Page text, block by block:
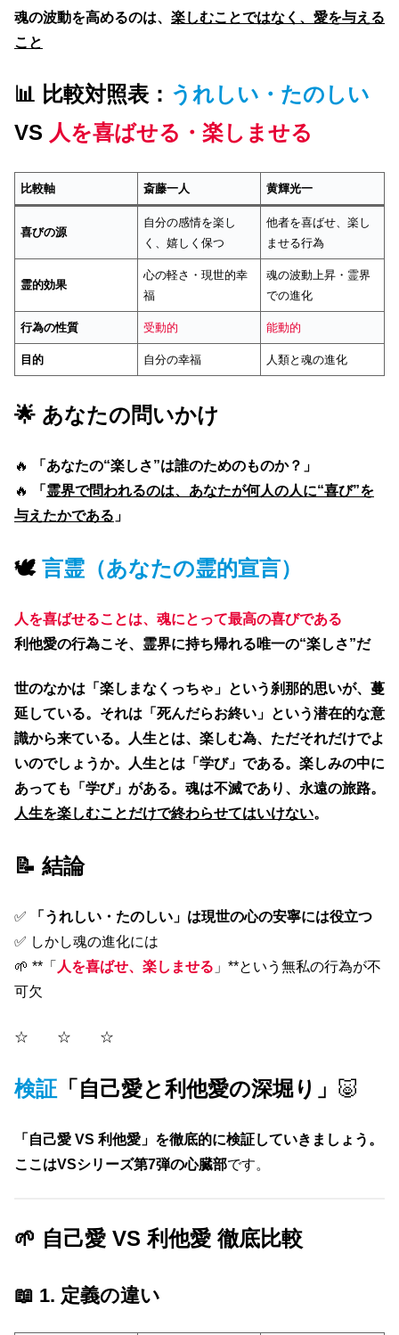
魂の波動を高めるのは、 楽しむことではなく、愛を与える
こと
📊 比較対照表： うれしい・たのしい
VS 人を喜ばせる・楽しませる
比較軸 斎藤一人 黄輝光一
喜びの源
自分の感情を楽し
く、嬉しく保つ
他者を喜ばせ、楽し
ませる行為
霊的効果
心の軽さ・現世的幸
福
魂の波動上昇・霊界
での進化
行為の性質 受動的 能動的
目的 自分の幸福 人類と魂の進化
🌟 あなたの問いかけ
🔥
「あなたの“楽しさ”は誰のためのものか？」
🔥
「 霊界で問われるのは、あなたが何人の人に“喜び”を
与えたかである 」
🕊 言霊（あなたの霊的宣言）
人を喜ばせることは、魂にとって最高の喜びである
利他愛の行為こそ、霊界に持ち帰れる唯一の“楽しさ”だ
世のなかは「楽しまなくっちゃ」という刹那的思いが、蔓
延している。それは「死んだらお終い」という潜在的な意
識から来ている。人生とは、楽しむ為、ただそれだけでよ
いのでしょうか。人生とは「学び」である。楽しみの中に
あっても「学び」がある。魂は不滅であり、永遠の旅路。
人生を楽しむことだけで終わらせてはいけない。
📝 結論
✅
「うれしい・たのしい」は現世の心の安寧には役立つ
✅ しかし魂の進化には
🌱 **「 人を喜ばせ、楽しませる 」**という無私の行為が不
可欠
☆ ☆ ☆
検証 「自己愛と利他愛の深堀り」 🐷
「自己愛 VS 利他愛」を徹底的に検証していきましょう。
ここはVSシリーズ第7弾の心臓部です。
🌱 自己愛 VS 利他愛 徹底比較
📖 1. 定義の違い